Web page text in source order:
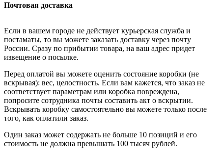
Почтовая доставка
Если в вашем городе не действует курьерская служба и
постаматы, то вы можете заказать доставку через почту
России. Сразу по прибытии товара, на ваш адрес придет
извещение о посылке.
Перед оплатой вы можете оценить состояние коробки (не
вскрывая): вес, целостность. Если вам кажется, что заказ не
соответствует параметрам или коробка повреждена,
попросите сотрудника почты составить акт о вскрытии.
Вскрывать коробку самостоятельно вы можете только после
того, как оплатили заказ.
Один заказ может содержать не больше 10 позиций и его
стоимость не должна превышать 100 тысяч рублей.